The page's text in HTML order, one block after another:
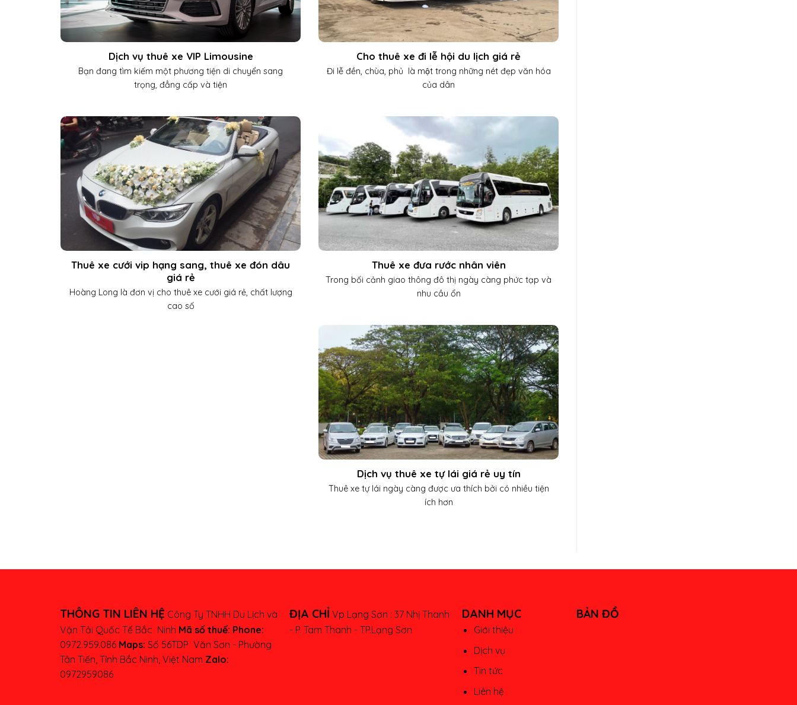
Dịch vụ thuê xe VIP Limousine
Bạn đang tìm kiếm một phương tiện di chuyển sang
trọng, đẳng cấp và tiện
Cho thuê xe đi lễ hội du lịch giá rẻ
Đi lễ đền, chùa, phủ là một trong những nét đẹp văn hóa
của dân
Thuê xe cưới vip hạng sang, thuê xe đón dâu
giá rẻ
Hoàng Long là đơn vị cho thuê xe cưới giá rẻ, chất lượng
cao số
Thuê xe đưa rước nhân viên
Trong bối cảnh giao thông đô thị ngày càng phức tạp và
nhu cầu ổn
Dịch vụ thuê xe tự lái giá rẻ uy tín
Thuê xe tự lái ngày càng được ưa thích bởi có nhiều tiện
ích hơn
THÔNG TIN LIÊN HỆ Công Ty TNHH Du Lịch và
Vận Tải Quốc Tế Bắc Ninh Mã số thuế: Phone:
0972.959.086 Maps: Số 56TDP Văn Sơn - Phường
Tân Tiến, Tỉnh Bắc Ninh, Việt Nam Zalo:
0972959086
ĐỊA CHỈ Vp Lạng Sơn :37 Nhị Thanh
- P. Tam Thanh - TP.Lạng Sơn
DANH MỤC
Giới thiệu
Dịch vụ
Tin tức
Liên hệ
BẢN ĐỒ